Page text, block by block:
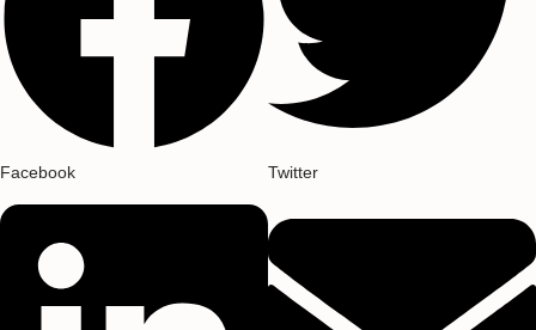
Facebook Twitter